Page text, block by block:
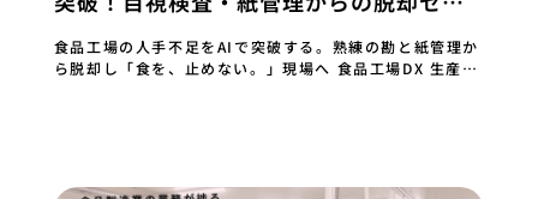
ナー
食品工場の人手不足をAIで突破する。熟練の勘と紙管理か
ら脱却し「食を、止めない。」現場へ 食品工場DX 生産管